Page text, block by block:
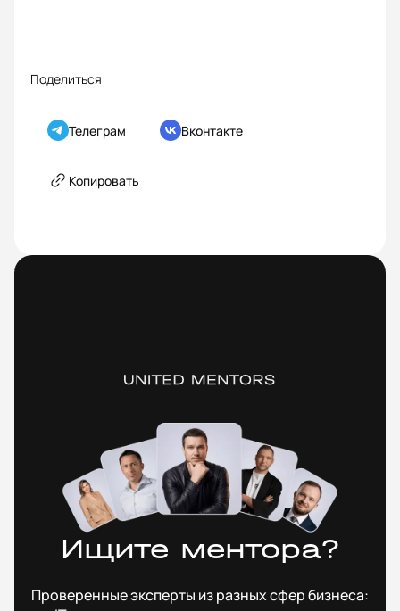
Поделиться
Телеграм Вконтакте
Копировать
Ищите ментора?
Проверенные эксперты из разных сфер бизнеса: